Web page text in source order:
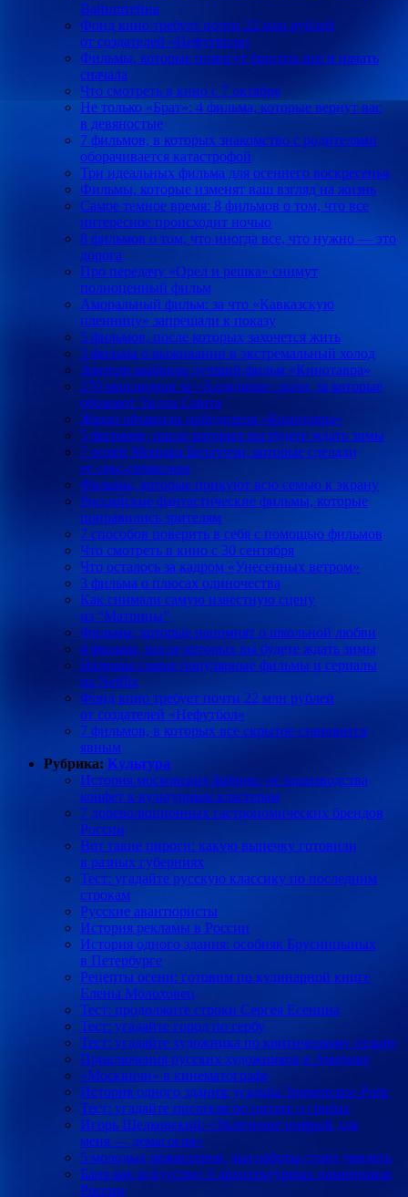
Вайнштейна
Фонд кино требует почти 22 млн рублей
от создателей «Нефутбола»
Фильмы, которые помогут бросить все и начать
сначала
Что смотреть в кино с 7 октября
Не только «Брат»: 4 фильма, которые вернут вас
в девяностые
7 фильмов, в которых знакомство с родителями
оборачивается катастрофой
Три идеальных фильма для осеннего воскресенья
Фильмы, которые изменят ваш взгляд на жизнь
Самое темное время: 8 фильмов о том, что все
интересное происходит ночью
8 фильмов о том, что иногда все, что нужно — это
дорога
Про передачу «Орел и решка» снимут
полноценный фильм
Аморальный фильм: за что «Кавказскую
пленницу» запрещали к показу
5 фильмов, после которых захочется жить
3 фильма о выживании в экстремальный холод
Зрители выбрали лучший фильм «Кинотавра»
270 миллионов за «Алладина»: роли, за которые
обожают Уилла Смита
Жюри объявили победителя «Кинотавра»
5 фильмов, после которых вы будете ждать зимы
7 ролей Моники Беллуччи, которые сделали
ее секс-символом
Фильмы, которые прикуют всю семью к экрану
Российские фантастические фильмы, которые
понравились зрителям
7 способов поверить в себя с помощью фильмов
Что смотреть в кино с 30 сентября
Что осталось за кадром «Унесенных ветром»
3 фильма о плюсах одиночества
Как снимали самую известную сцену
из “Матрицы”
Фильмы, которые напомнят о школьной любви
4 фильма, после которых вы будете ждать зимы
Названы самые популярные фильмы и сериалы
на Netflix
Фонд кино требует почти 22 млн рублей
от создателей «Нефутбол»
7 фильмов, в которых все скрытое становится
явным
Рубрика: Культура
История московских фабрик: от производства
конфет к культурным кластерам
7 дореволюционных гастрономических брендов
России
Вот такие пироги: какую выпечку готовили
в разных губерниях
Тест: угадайте русскую классику по последним
строкам
Русские авантюристы
История рекламы в России
История одного здания: особняк Брусницыных
в Петербурге
Рецепты осени: готовим по кулинарной книге
Елены Молоховец
Тест: продолжите строки Сергея Есенина
Тест: угадайте город по гербу
Тест: угадайте художника по критическому отзыву
Приключения русских художников в Америке
«Москвичи» в кинематографе
История одного здания: усадьба Знаменское-Раёк
Тест: угадайте писателя по цитате о грибах
Игорь Шелковский: «Увлечение цифрой для
меня — демагогия»
5 молодых режиссеров, чьи работы стоит увидеть
Баня как искусство: 6 архитектурных памятников
России